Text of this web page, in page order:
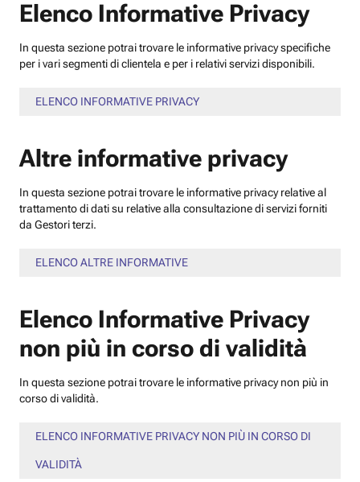
Elenco Informative Privacy
In questa sezione potrai trovare le informative privacy specifiche
per i vari segmenti di clientela e per i relativi servizi disponibili.
ELENCO INFORMATIVE PRIVACY
Altre informative privacy
In questa sezione potrai trovare le informative privacy relative al
trattamento di dati su relative alla consultazione di servizi forniti
da Gestori terzi.
ELENCO ALTRE INFORMATIVE
Elenco Informative Privacy
non più in corso di validità
In questa sezione potrai trovare le informative privacy non più in
corso di validità.
ELENCO INFORMATIVE PRIVACY NON PIÙ IN CORSO DI
VALIDITÀ